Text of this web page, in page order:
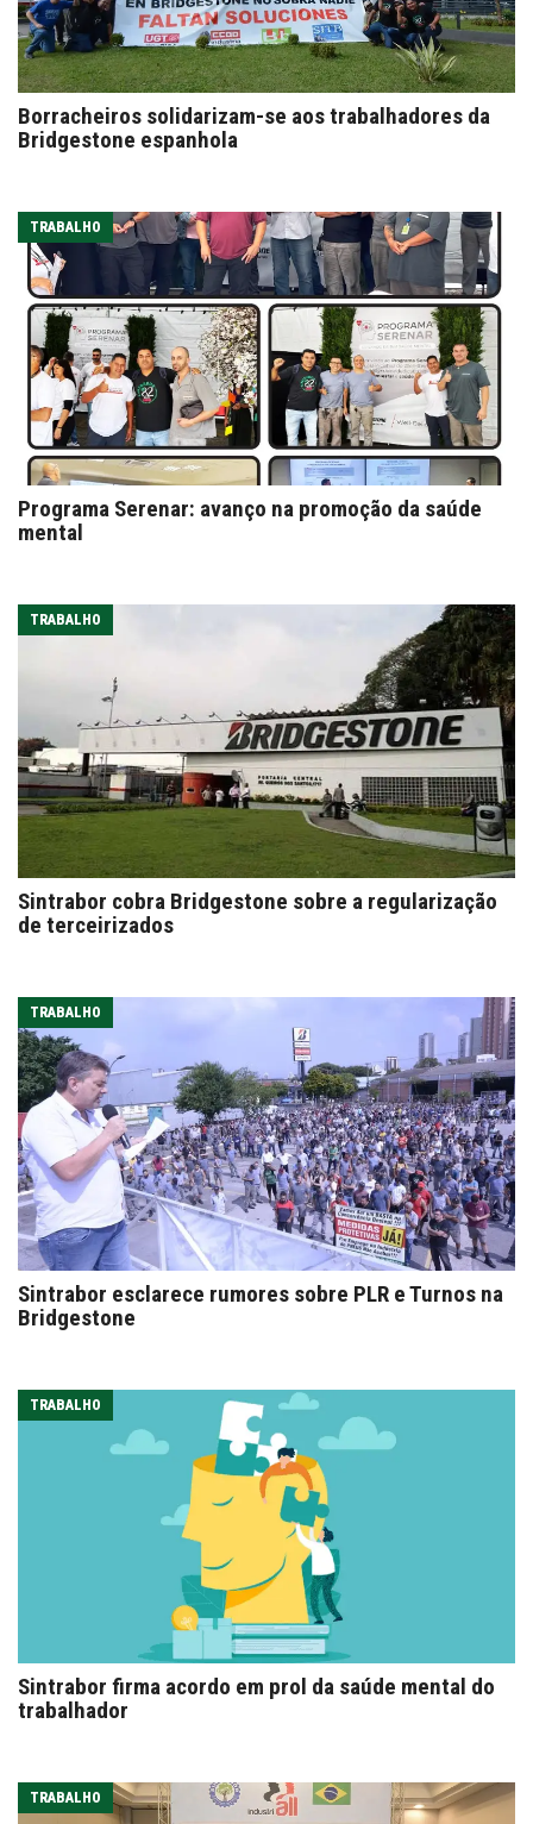
Borracheiros solidarizam-se aos trabalhadores da
Bridgestone espanhola
TRABALHO
Programa Serenar: avanço na promoção da saúde
mental
TRABALHO
Sintrabor cobra Bridgestone sobre a regularização
de terceirizados
TRABALHO
Sintrabor esclarece rumores sobre PLR e Turnos na
Bridgestone
TRABALHO
Sintrabor firma acordo em prol da saúde mental do
trabalhador
TRABALHO